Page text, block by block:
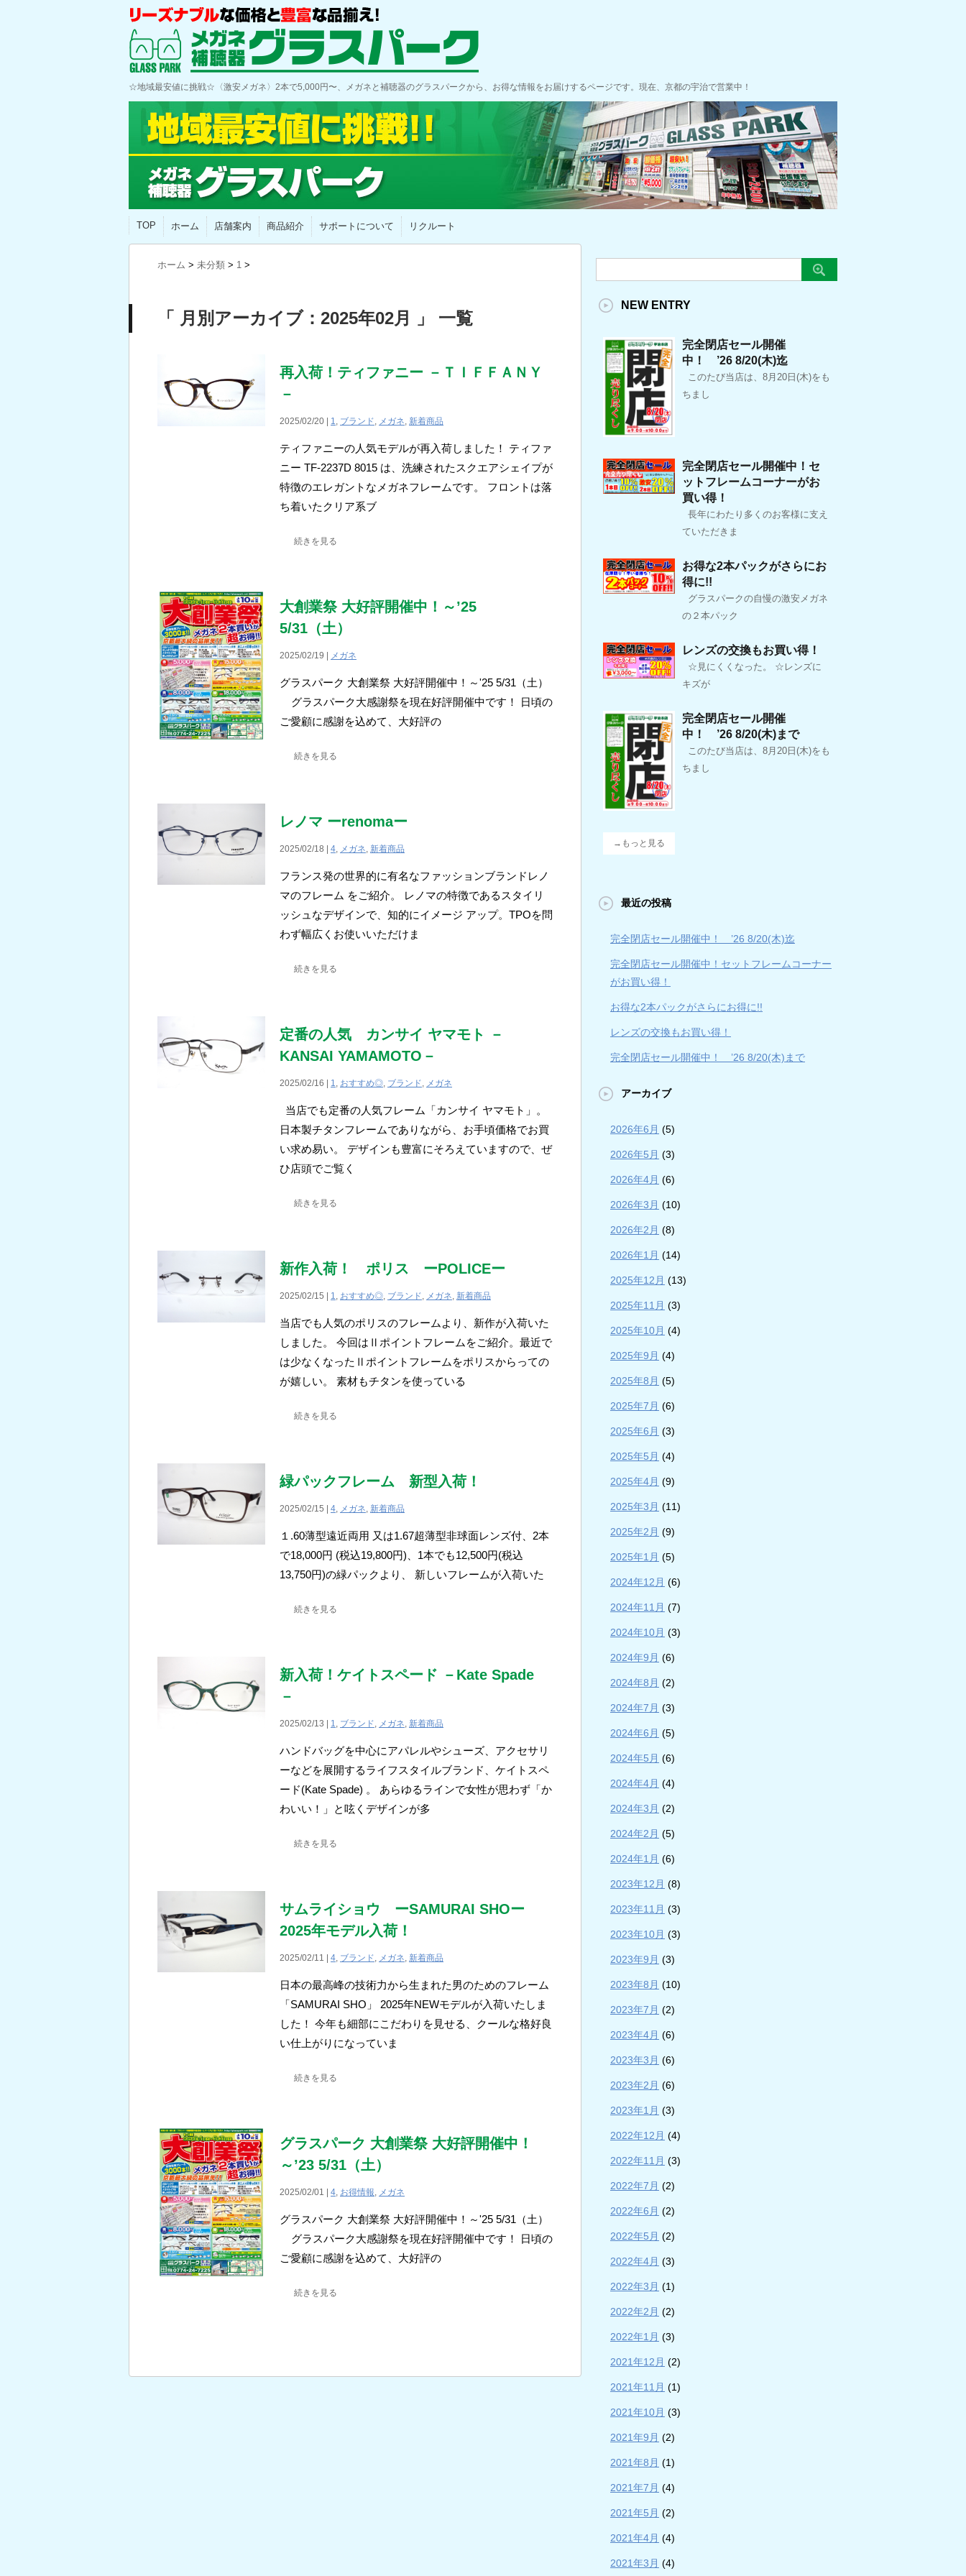
☆地域最安値に挑戦☆〈激安メガネ〉2本で5,000円〜、メガネと補聴器のグラスパークから、お得な情報をお届けするページです。現在、京都の宇治で営業中！
TOP ホーム 店舗案内 商品紹介 サポートについて リクルート
ホーム > 未分類 > 1 >
「 月別アーカイブ：2025年02月 」 一覧
再入荷！ティファニー －ＴＩＦＦＡＮＹ
－
2025/02/20 | 1, ブランド, メガネ, 新着商品
ティファニーの人気モデルが再入荷しました！ ティファ
ニー TF-2237D 8015 は、洗練されたスクエアシェイプが
特徴のエレガントなメガネフレームです。 フロントは落
ち着いたクリア系ブ
続きを見る
大創業祭 大好評開催中！～’25
5/31（土）
2025/02/19 | メガネ
グラスパーク 大創業祭 大好評開催中！～'25 5/31（土）
グラスパーク大感謝祭を現在好評開催中です！ 日頃の
ご愛顧に感謝を込めて、大好評の
続きを見る
レノマ ーrenomaー
2025/02/18 | 4, メガネ, 新着商品
フランス発の世界的に有名なファッションブランドレノ
マのフレーム をご紹介。 レノマの特徴であるスタイリ
ッシュなデザインで、知的にイメージ アップ。TPOを問
わず幅広くお使いいただけま
続きを見る
定番の人気 カンサイ ヤマモト －
KANSAI YAMAMOTO－
2025/02/16 | 1, おすすめ◎, ブランド, メガネ
当店でも定番の人気フレーム「カンサイ ヤマモト」。
日本製チタンフレームでありながら、お手頃価格でお買
い求め易い。 デザインも豊富にそろえていますので、ぜ
ひ店頭でご覧く
続きを見る
新作入荷！ ポリス ーPOLICEー
2025/02/15 | 1, おすすめ◎, ブランド, メガネ, 新着商品
当店でも人気のポリスのフレームより、新作が入荷いた
しました。 今回はⅡポイントフレームをご紹介。最近で
は少なくなったⅡポイントフレームをポリスからっての
が嬉しい。 素材もチタンを使っている
続きを見る
緑パックフレーム 新型入荷！
2025/02/15 | 4, メガネ, 新着商品
１.60薄型遠近両用 又は1.67超薄型非球面レンズ付、2本
で18,000円 (税込19,800円)、1本でも12,500円(税込
13,750円)の緑パックより、 新しいフレームが入荷いた
続きを見る
新入荷！ケイトスペード －Kate Spade
－
2025/02/13 | 1, ブランド, メガネ, 新着商品
ハンドバッグを中心にアパレルやシューズ、アクセサリ
ーなどを展開するライフスタイルブランド、ケイトスペ
ード(Kate Spade) 。 あらゆるラインで女性が思わず「か
わいい！」と呟くデザインが多
続きを見る
サムライショウ ーSAMURAI SHOー
2025年モデル入荷！
2025/02/11 | 4, ブランド, メガネ, 新着商品
日本の最高峰の技術力から生まれた男のためのフレーム
「SAMURAI SHO」 2025年NEWモデルが入荷いたしま
した！ 今年も細部にこだわりを見せる、クールな格好良
い仕上がりになっていま
続きを見る
グラスパーク 大創業祭 大好評開催中！
～’23 5/31（土）
2025/02/01 | 4, お得情報, メガネ
グラスパーク 大創業祭 大好評開催中！～'25 5/31（土）
グラスパーク大感謝祭を現在好評開催中です！ 日頃の
ご愛顧に感謝を込めて、大好評の
続きを見る
NEW ENTRY
完全閉店セール開催
中！ ’26 8/20(木)迄
このたび当店は、8月20日(木)をも
ちまし
完全閉店セール開催中！セ
ットフレームコーナーがお
買い得！
長年にわたり多くのお客様に支え
ていただきま
お得な2本パックがさらにお
得に!!
グラスパークの自慢の激安メガネ
の２本パック
レンズの交換もお買い得！
☆見にくくなった。 ☆レンズに
キズが
完全閉店セール開催
中！ ’26 8/20(木)まで
このたび当店は、8月20日(木)をも
ちまし
→もっと見る
最近の投稿
完全閉店セール開催中！ ’26 8/20(木)迄
完全閉店セール開催中！セットフレームコーナー
がお買い得！
お得な2本パックがさらにお得に!!
レンズの交換もお買い得！
完全閉店セール開催中！ ’26 8/20(木)まで
アーカイブ
2026年6月 (5)
2026年5月 (3)
2026年4月 (6)
2026年3月 (10)
2026年2月 (8)
2026年1月 (14)
2025年12月 (13)
2025年11月 (3)
2025年10月 (4)
2025年9月 (4)
2025年8月 (5)
2025年7月 (6)
2025年6月 (3)
2025年5月 (4)
2025年4月 (9)
2025年3月 (11)
2025年2月 (9)
2025年1月 (5)
2024年12月 (6)
2024年11月 (7)
2024年10月 (3)
2024年9月 (6)
2024年8月 (2)
2024年7月 (3)
2024年6月 (5)
2024年5月 (6)
2024年4月 (4)
2024年3月 (2)
2024年2月 (5)
2024年1月 (6)
2023年12月 (8)
2023年11月 (3)
2023年10月 (3)
2023年9月 (3)
2023年8月 (10)
2023年7月 (2)
2023年4月 (6)
2023年3月 (6)
2023年2月 (6)
2023年1月 (3)
2022年12月 (4)
2022年11月 (3)
2022年7月 (2)
2022年6月 (2)
2022年5月 (2)
2022年4月 (3)
2022年3月 (1)
2022年2月 (2)
2022年1月 (3)
2021年12月 (2)
2021年11月 (1)
2021年10月 (3)
2021年9月 (2)
2021年8月 (1)
2021年7月 (4)
2021年5月 (2)
2021年4月 (4)
2021年3月 (4)